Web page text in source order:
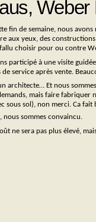
Weber
fin de semaine, nous
aux yeux, des
choisir pour ou contre
participé à une visite
service après vente.
architecte… Et nous
mais faire
sous sol), non merci. Ca fait
nous sommes convaincu.
ne sera pas plus élevé,